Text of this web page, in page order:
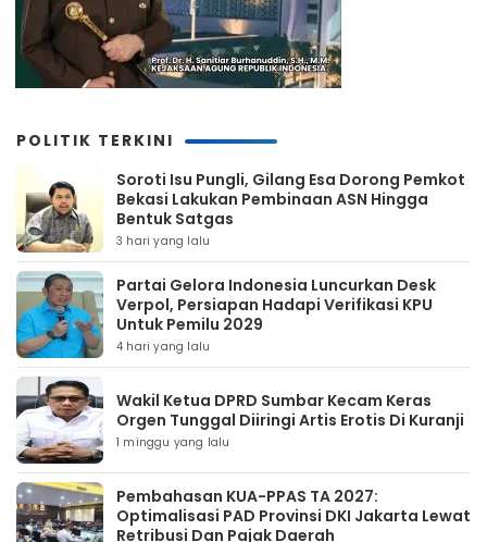
POLITIK TERKINI
Soroti Isu Pungli, Gilang Esa Dorong Pemkot
Bekasi Lakukan Pembinaan ASN Hingga
Bentuk Satgas
3 hari yang lalu
Partai Gelora Indonesia Luncurkan Desk
Verpol, Persiapan Hadapi Verifikasi KPU
Untuk Pemilu 2029
4 hari yang lalu
Wakil Ketua DPRD Sumbar Kecam Keras
Orgen Tunggal Diiringi Artis Erotis Di Kuranji
1 minggu yang lalu
Pembahasan KUA-PPAS TA 2027:
Optimalisasi PAD Provinsi DKI Jakarta Lewat
Retribusi Dan Pajak Daerah